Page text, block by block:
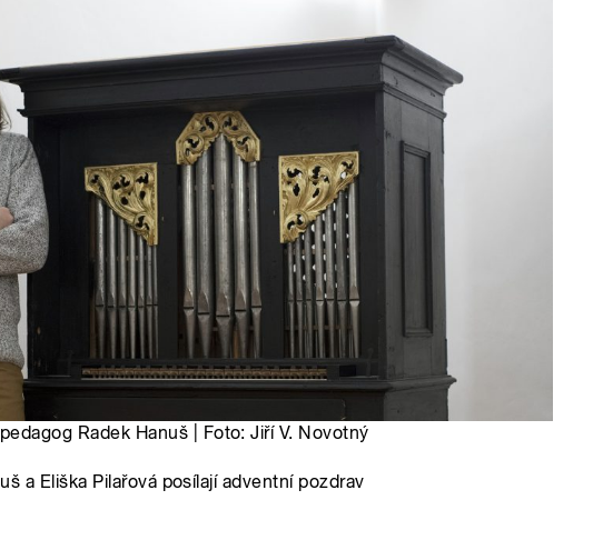
Radek Hanuš | Foto: Jiří V. Novotný
a Eliška Pilařová posílají adventní pozdrav